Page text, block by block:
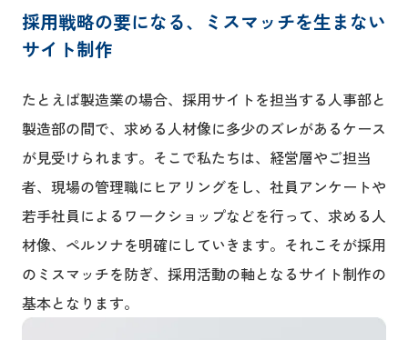
採用戦略の要になる、ミスマッチを生まない
サイト制作
たとえば製造業の場合、採用サイトを担当する人事部と
製造部の間で、求める人材像に多少のズレがあるケース
が見受けられます。そこで私たちは、経営層やご担当
者、現場の管理職にヒアリングをし、社員アンケートや
若手社員によるワークショップなどを行って、求める人
材像、ペルソナを明確にしていきます。それこそが採用
のミスマッチを防ぎ、採用活動の軸となるサイト制作の
基本となります。